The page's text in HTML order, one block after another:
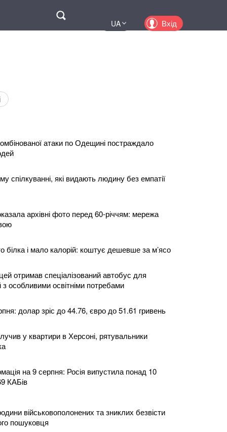
UA
Вхід
атаки по Одещині постраждало
спілкуванні, які видають людину без емпатії
архівні фото перед 60-річчям: мережа
білка і мало калорій: коштує дешевше за м’ясо
отримав спеціалізований автобус для
з особливими освітніми потребами
долар зріс до 44.76, євро до 51.61 гривень
у квартири в Херсоні, рятувальники
на 9 серпня: Росія випустила понад 10
КАБів
військовополонених та зниклих безвісти
пошуковця